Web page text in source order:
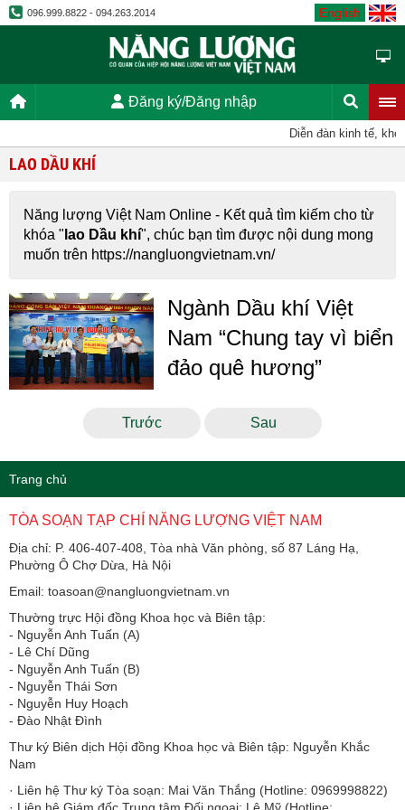
096.999.8822 - 094.263.2014 English
Đăng ký/Đăng nhập
Diễn đàn kinh tế,
LAO DẦU KHÍ
Năng lượng Việt Nam Online - Kết quả tìm kiếm cho từ
khóa " lao Dầu khí", chúc bạn tìm được nội dung mong
muốn trên https://nangluongvietnam.vn/
Ngành Dầu khí Việt
Nam “Chung tay vì biển
đảo quê hương”
Trước Sau
Trang chủ
TÒA SOẠN TẠP CHÍ NĂNG LƯỢNG VIỆT NAM
Địa chỉ: P. 406-407-408, Tòa nhà Văn phòng, số 87 Láng Hạ,
Phường Ô Chợ Dừa, Hà Nội
Email: toasoan@nangluongvietnam.vn
Thường trực Hội đồng Khoa học và Biên tập:
​​​​​​- Nguyễn Anh Tuấn (A)
- Lê Chí Dũng
- Nguyễn Anh Tuấn (B)
- Nguyễn Thái Sơn
- Nguyễn Huy Hoạch
- Đào Nhật Đình
Thư ký Biên dịch Hội đồng Khoa học và Biên tập: Nguyễn Khắc
Nam
· Liên hệ Thư ký Tòa soạn: Mai Văn Thắng (Hotline: 0969998822)